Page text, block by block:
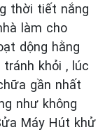
thời tiết nắng
làm cho
dộng hằng
khỏi , lúc
gần nhất
như không
Máy Hút khử